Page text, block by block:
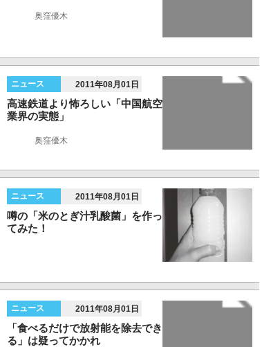
奥窪優木
ニュース 2011年08月01日
高速鉄道より怖ろしい「中国航空
業界の実態」
奥窪優木
ニュース 2011年08月01日
噂の「米のとぎ汁乳酸菌」を作っ
てみた！
ニュース 2011年08月01日
「食べるだけで放射能を除去でき
る」は疑ってかかれ